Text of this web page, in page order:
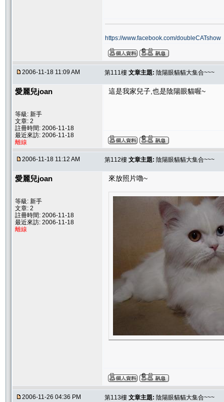
https://www.facebook.com/doubleCATshow
2006-11-18 11:09 AM 第111樓 文章主題: 陰陽眼貓貓大集合~~~
愛麗兒joan
等級: 新手
文章: 2
註冊時間: 2006-11-18
最近來訪: 2006-11-18
離線
這是我家兒子,也是陰陽眼貓喔~
2006-11-18 11:12 AM 第112樓 文章主題: 陰陽眼貓貓大集合~~~
愛麗兒joan
等級: 新手
文章: 2
註冊時間: 2006-11-18
最近來訪: 2006-11-18
離線
來放照片嚕~
2006-11-26 04:36 PM 第113樓 文章主題: 陰陽眼貓貓大集合~~~